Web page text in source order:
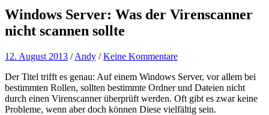
Windows Server: Was der Virenscanner
nicht scannen sollte
12. August 2013 /Andy /Keine Kommentare
Der Titel trifft es genau: Auf einem Windows Server, vor allem bei
bestimmten Rollen, sollten bestimmte Ordner und Dateien nicht
durch einen Virenscanner überprüft werden. Oft gibt es zwar keine
Probleme, wenn aber doch können Diese vielfältig sein.